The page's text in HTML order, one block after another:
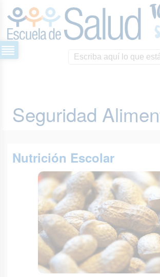
Seguridad
Nutrición Escolar